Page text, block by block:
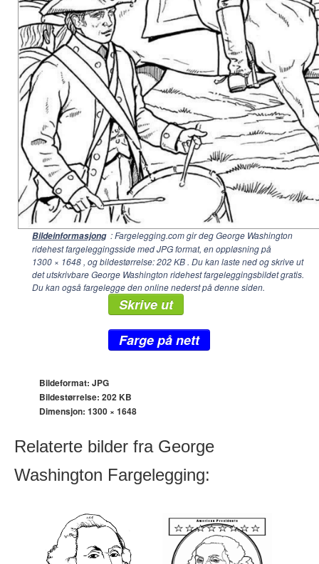
Bildeinformasjong : Fargelegging.com gir deg George Washington
ridehest fargeleggingsside med JPG format, en oppløsning på
1300 × 1648 , og bildestørrelse: 202 KB . Du kan laste ned og skrive ut
det utskrivbare George Washington ridehest fargeleggingsbildet gratis.
Du kan også fargelegge den online nederst på denne siden.
Skrive ut
Farge på nett
Bildeformat: JPG
Bildestørrelse: 202 KB
Dimensjon: 1300 × 1648
Relaterte bilder fra George
Washington Fargelegging: